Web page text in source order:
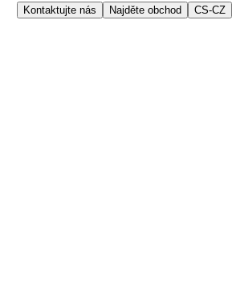
Kontaktujte nás Najděte obchod CS-CZ